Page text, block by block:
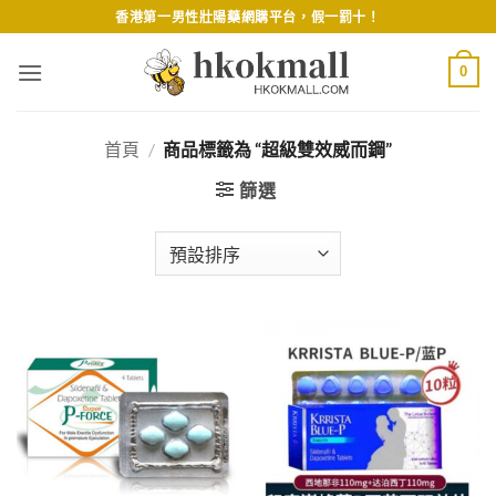
to
content
香港第一男性壯陽藥網購平台，假一罰十！
0
首頁 / 商品標籤為 “超級雙效威而鋼”
篩選